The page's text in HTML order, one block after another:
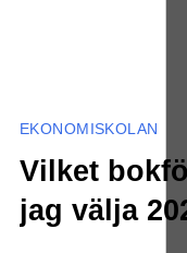
EKONOMISKOLAN
Vilket
jag välja